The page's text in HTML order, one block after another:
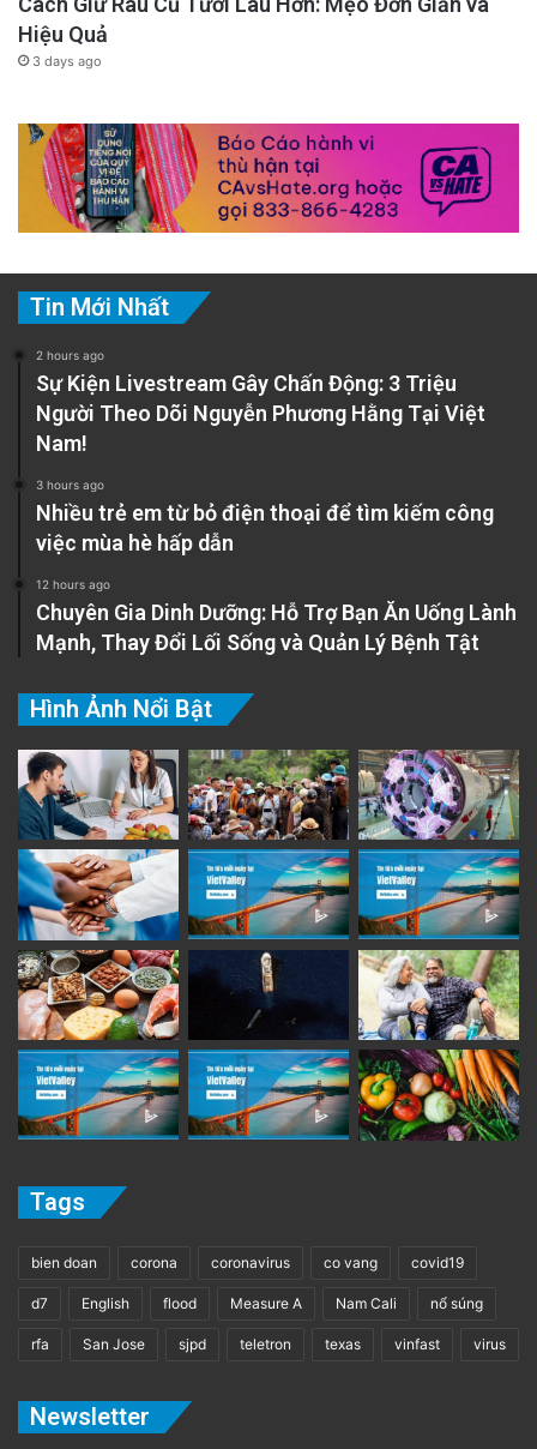
Hiệu Quả
3 days ago
Tin Mới Nhất
2 hours ago
Sự Kiện Livestream Gây Chấn Động: 3 Triệu
Người Theo Dõi Nguyễn Phương Hằng Tại Việt
Nam!
3 hours ago
Nhiều trẻ em từ bỏ điện thoại để tìm kiếm công
việc mùa hè hấp dẫn
12 hours ago
Chuyên Gia Dinh Dưỡng: Hỗ Trợ Bạn Ăn Uống Lành
Mạnh, Thay Đổi Lối Sống và Quản Lý Bệnh Tật
Hình Ảnh Nổi Bật
Tags
bien doan corona coronavirus co vang covid19
d7 English flood Measure A Nam Cali nổ súng
rfa San Jose sjpd teletron texas vinfast virus
Newsletter